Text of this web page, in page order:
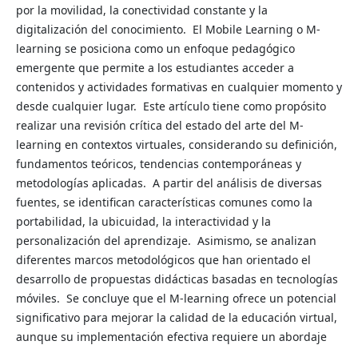
por la movilidad, la conectividad constante y la
digitalización del conocimiento. El Mobile Learning o M-
learning se posiciona como un enfoque pedagógico
emergente que permite a los estudiantes acceder a
contenidos y actividades formativas en cualquier momento y
desde cualquier lugar. Este artículo tiene como propósito
realizar una revisión crítica del estado del arte del M-
learning en contextos virtuales, considerando su definición,
fundamentos teóricos, tendencias contemporáneas y
metodologías aplicadas. A partir del análisis de diversas
fuentes, se identifican características comunes como la
portabilidad, la ubicuidad, la interactividad y la
personalización del aprendizaje. Asimismo, se analizan
diferentes marcos metodológicos que han orientado el
desarrollo de propuestas didácticas basadas en tecnologías
móviles. Se concluye que el M-learning ofrece un potencial
significativo para mejorar la calidad de la educación virtual,
aunque su implementación efectiva requiere un abordaje